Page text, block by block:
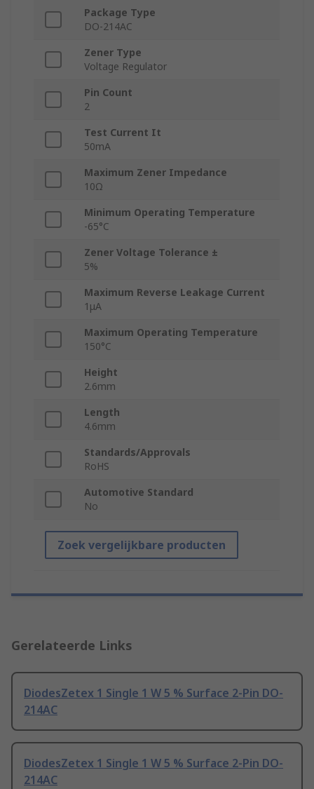
Package Type
DO-214AC
Zener Type
Voltage Regulator
Pin Count
2
Test Current It
50mA
Maximum Zener Impedance
10Ω
Minimum Operating Temperature
-65°C
Zener Voltage Tolerance ±
5%
Maximum Reverse Leakage Current
1μA
Maximum Operating Temperature
150°C
Height
2.6mm
Length
4.6mm
Standards/Approvals
RoHS
Automotive Standard
No
Zoek vergelijkbare producten
Gerelateerde Links
DiodesZetex 1 Single 1 W 5 % Surface 2-Pin DO-
214AC
DiodesZetex 1 Single 1 W 5 % Surface 2-Pin DO-
214AC